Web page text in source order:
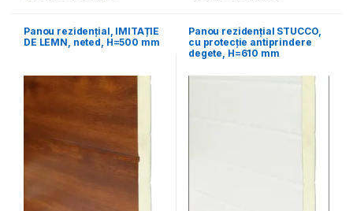
Panou rezidențial, IMITAȚIE
DE LEMN, neted, H=500 mm
Panou rezidențial STUCCO,
cu protecție antiprindere
degete, H=610 mm